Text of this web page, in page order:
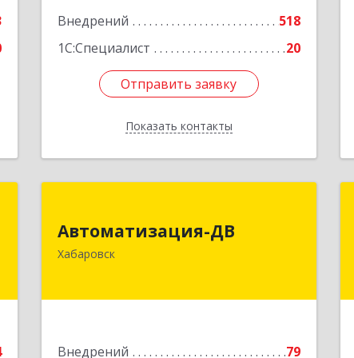
Внедрений
518
1С:Специалист
20
Отправить заявку
Показать контакты
Отправить заявку
Назад
Автоматизация-ДВ
Хабаровск
Внедрений
79
680013, Хабаровский край, Хабаровск
г, Шабадина ул, дом № 19а, оф.200
Подробнее